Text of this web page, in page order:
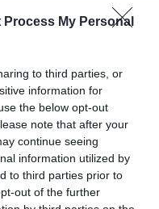
Process My Personal
to third parties, or
information for
the below opt-out
note that after your
continue seeing
information utilized by
to third parties prior to
out of the further
de
ale celor patru frați ai
Antonio Natali.
Crotone a
euro pentru văduva